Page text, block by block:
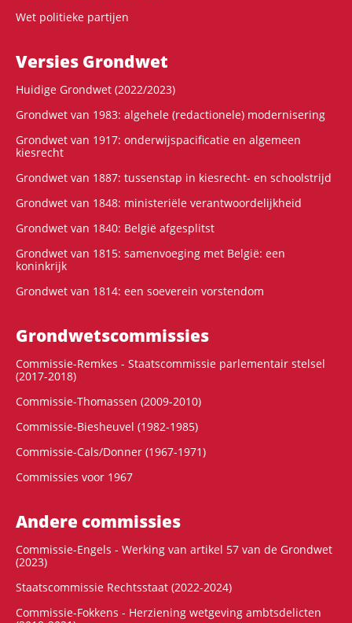
Wet politieke partijen
Versies Grondwet
Huidige Grondwet (2022/2023)
Grondwet van 1983: algehele (redactionele) modernisering
Grondwet van 1917: onderwijspacificatie en algemeen
kiesrecht
Grondwet van 1887: tussenstap in kiesrecht- en schoolstrijd
Grondwet van 1848: ministeriële verantwoordelijkheid
Grondwet van 1840: België afgesplitst
Grondwet van 1815: samenvoeging met België: een
koninkrijk
Grondwet van 1814: een soeverein vorstendom
Grondwets­commissies
Commissie-Remkes - Staatscommissie parlementair stelsel
(2017-2018)
Commissie-Thomassen (2009-2010)
Commissie-Biesheuvel (1982-1985)
Commissie-Cals/Donner (1967-1971)
Commissies voor 1967
Andere commissies
Commissie-Engels - Werking van artikel 57 van de Grondwet
(2023)
Staatscommissie Rechtsstaat (2022-2024)
Commissie-Fokkens - Herziening wetgeving ambtsdelicten